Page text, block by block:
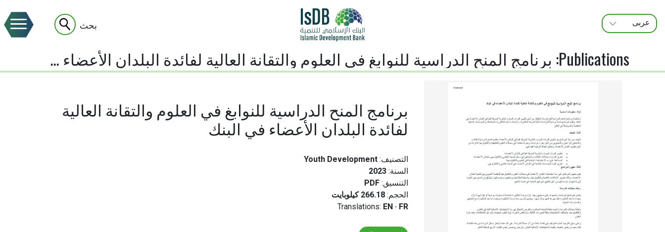
عربى
ENGLISH
FRANÇAIS
بحث
Publications
: برنامج المنح الدراسية للنوابغ في العلوم والتقانة العالية لفائدة البلدان الأعضاء في البنك
برنامج المنح الدراسية للنوابغ في العلوم والتقانة العالية
لفائدة البلدان الأعضاء في البنك
التصنيف: Youth Development
السنة: 2023
التنسيق: PDF
الحجم: 266.18 كيلوبايت
Translations: EN · FR